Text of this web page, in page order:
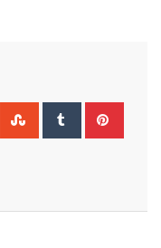
WhatsappStumbleUpon
Tumblr